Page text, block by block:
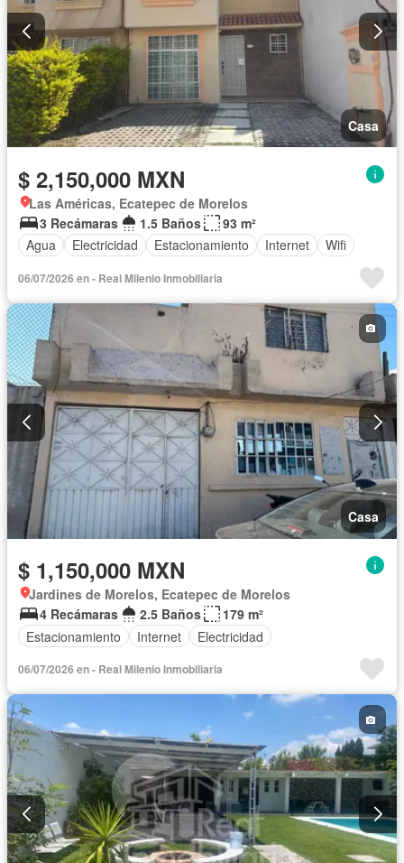
Casa
$ 2,150,000 MXN
Las Américas, Ecatepec de Morelos
3 Recámaras
1.5 Baños
93 m²
Agua
Electricidad Estacionamiento Internet Wifi
06/07/2026 en - Real Milenio Inmobiliaria
Casa
$ 1,150,000 MXN
Jardines de Morelos, Ecatepec de Morelos
4 Recámaras
2.5 Baños
179 m²
Estacionamiento
Internet Electricidad
06/07/2026 en - Real Milenio Inmobiliaria